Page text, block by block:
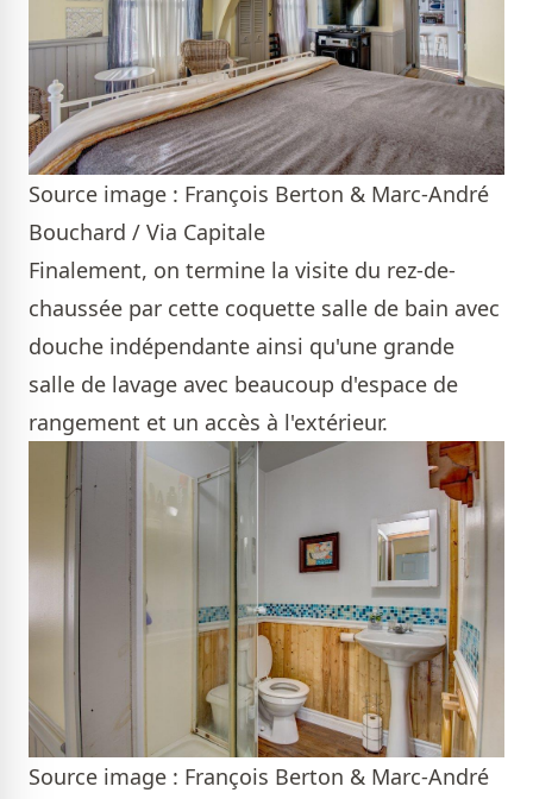
Source image : François Berton & Marc-André
Bouchard / Via Capitale
Finalement, on termine la visite du rez-de-
chaussée par cette coquette salle de bain avec
douche indépendante ainsi qu'une grande
salle de lavage avec beaucoup d'espace de
rangement et un accès à l'extérieur.
Source image : François Berton & Marc-André